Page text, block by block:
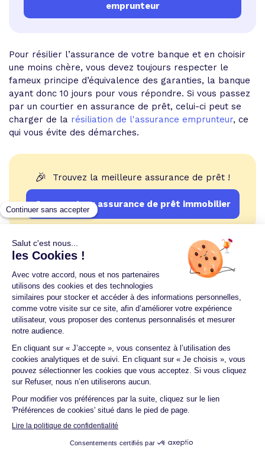
emprunteur
Pour résilier l’assurance de votre banque et en choisir
une moins chère, vous devez toujours respecter le
fameux principe d’équivalence des garanties, la banque
ayant donc 10 jours pour vous répondre. Si vous passez
par un courtier en assurance de prêt, celui-ci peut se
charger de la résiliation de l'assurance emprunteur, ce
qui vous évite des démarches.
🎉 Trouvez la meilleure assurance de prêt !
Comparateur assurance de prêt immobilier
Un crédit vous engage et doit être remboursé.
Vérifiez vos capacités de remboursement avant de
vous engager.
Aucun versement, de quelque nature que ce soit, ne
peut être exigé d'un particulier avant l'obtention
d'un ou plusieurs prêts d'argent.
© 2026 Guide du crédit •Plan du site• Mentions
Accessibilité Contact